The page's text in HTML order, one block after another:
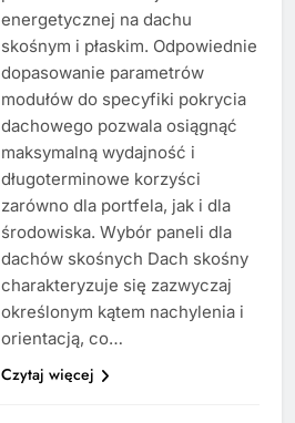
energetycznej na dachu
skośnym i płaskim. Odpowiednie
dopasowanie parametrów
modułów do specyfiki pokrycia
dachowego pozwala osiągnąć
maksymalną wydajność i
długoterminowe korzyści
zarówno dla portfela, jak i dla
środowiska. Wybór paneli dla
dachów skośnych Dach skośny
charakteryzuje się zazwyczaj
określonym kątem nachylenia i
orientacją, co…
Czytaj więcej